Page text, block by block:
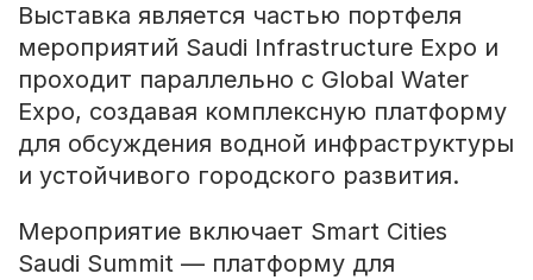
Выставка является частью портфеля
мероприятий Saudi Infrastructure Expo и
проходит параллельно с Global Water
Expo, создавая комплексную платформу
для обсуждения водной инфраструктуры
и устойчивого городского развития.
Мероприятие включает Smart Cities
Saudi Summit — платформу для